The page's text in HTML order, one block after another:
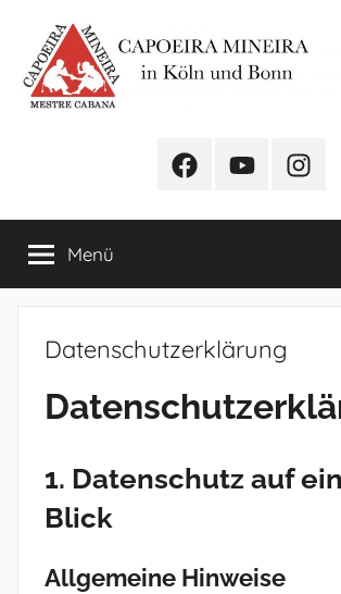
Inhalt
springen
Capoeira
–
Capoeira
in
Köln
und
Bonn
Besucht
auf
Besucht
auf
Menü
Datenschutzerklärung
1. Datenschutz auf
Blick
Allgemeine Hinweise